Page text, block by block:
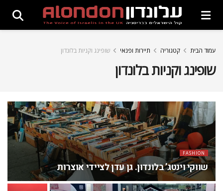
עמוד הבית קטגוריה תיירות ופנאי שופינג וקניות בלונדון
שופינג וקניות בלונדון
FASHION
שווקי וינטג’ בלונדון. גן עדן לציידי אוצרות